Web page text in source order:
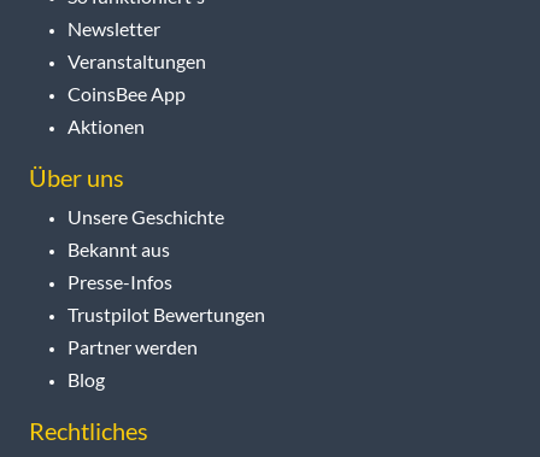
Newsletter
Veranstaltungen
CoinsBee App
Aktionen
Über uns
Unsere Geschichte
Bekannt aus
Presse-Infos
Trustpilot Bewertungen
Partner werden
Blog
Rechtliches